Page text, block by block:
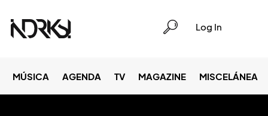
Log In
MÚSICA AGENDA TV MAGAZINE MISCELÁNEA